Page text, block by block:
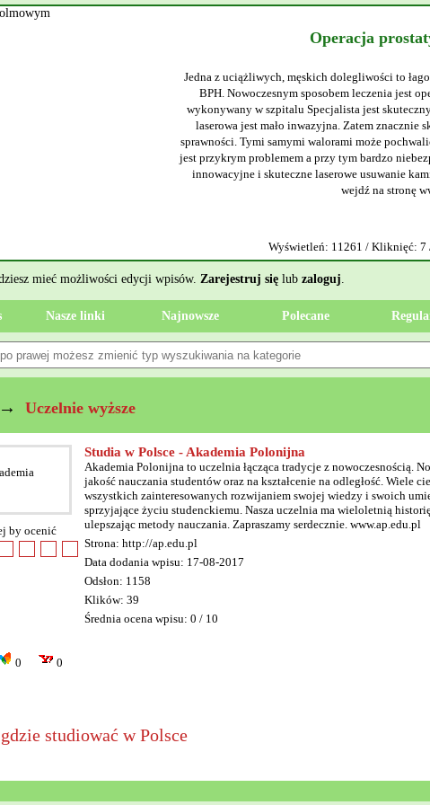
Operacja
Jedna z uciążliwych, męskich dolegliwości to
BPH. Nowoczesnym sposobem leczenia jest
wykonywany w szpitalu Specjalista jest
laserowa jest mało inwazyjna. Zatem znacznie
sprawności. Tymi samymi walorami może
jest przykrym problemem a przy tym bardzo
innowacyjne i skuteczne laserowe usuwanie
wejdź na stronę
Wyświetleń: 11261 / Kliknięć: 7
mieć możliwości edycji wpisów. Zarejestruj się lub zaloguj.
Nasze linki Najnowsze Polecane
→ Uczelnie wyższe
by ocenić
Studia w Polsce - Akademia Polonijna
Akademia Polonijna to uczelnia łącząca tradycje z nowoczesnością.
jakość nauczania studentów oraz na kształcenie na odległość. Wiele
wszystkich zainteresowanych rozwijaniem swojej wiedzy i swoich
sprzyjające życiu studenckiemu. Nasza uczelnia ma wieloletnią
ulepszając metody nauczania. Zapraszamy serdecznie. www.ap.edu.pl
Strona: http://ap.edu.pl
Data dodania wpisu: 17-08-2017
Odsłon: 1158
Klików: 39
Średnia ocena wpisu: 0 / 10
0 0
gdzie studiować w Polsce